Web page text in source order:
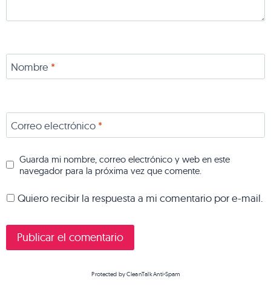
Nombre *
Correo electrónico *
Guarda mi nombre, correo electrónico y web en este
navegador para la próxima vez que comente.
Quiero recibir la respuesta a mi comentario por e-mail.
Protected byCleanTalk Anti-Spam